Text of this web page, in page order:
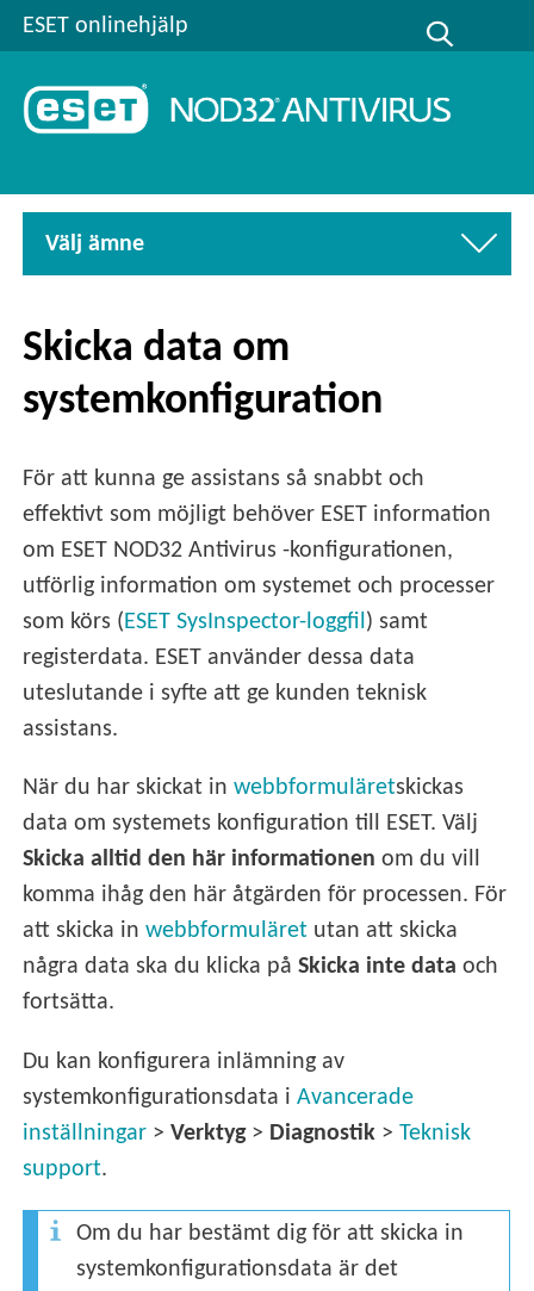
ESET onlinehjälp
Välj ämne
Skicka data om
systemkonfiguration
För att kunna ge assistans så snabbt och
effektivt som möjligt behöver ESET information
om ESET NOD32 Antivirus -konfigurationen,
utförlig information om systemet och processer
som körs (ESET SysInspector-loggfil) samt
registerdata. ESET använder dessa data
uteslutande i syfte att ge kunden teknisk
assistans.
När du har skickat inwebbformuläretskickas
data om systemets konfiguration till ESET. Välj
Skicka alltid den här informationen om du vill
komma ihåg den här åtgärden för processen. För
att skicka inwebbformuläret utan att skicka
några data ska du klicka påSkicka inte data och
fortsätta.
Du kan konfigurera inlämning av
systemkonfigurationsdata iAvancerade
inställningar >Verktyg> Diagnostik >Teknisk
support.
Om du har bestämt dig för att skicka in
systemkonfigurationsdata är det